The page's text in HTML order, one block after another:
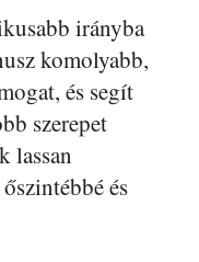
irányba
komolyabb,
és segít
szerepet
lassan
és